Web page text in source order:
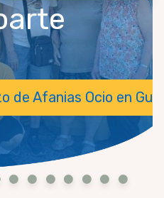
de Afanias Ocio en